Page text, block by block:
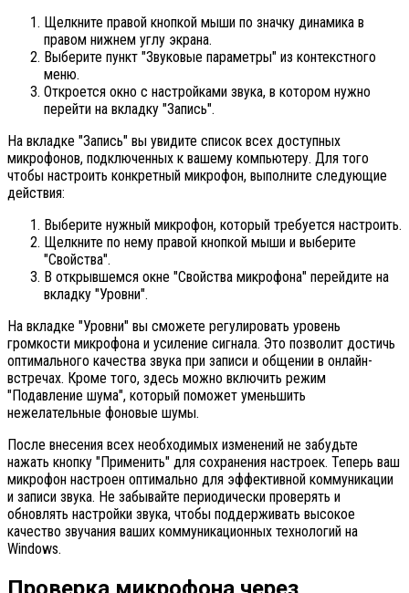
Щелкните правой кнопкой мыши по значку динамика в
правом нижнем углу экрана.
Выберите пункт "Звуковые параметры" из контекстного
меню.
Откроется окно с настройками звука, в котором нужно
перейти на вкладку "Запись".
На вкладке "Запись" вы увидите список всех доступных
микрофонов, подключенных к вашему компьютеру. Для того
чтобы настроить конкретный микрофон, выполните следующие
действия:
Выберите нужный микрофон, который требуется настроить.
Щелкните по нему правой кнопкой мыши и выберите
"Свойства".
В открывшемся окне "Свойства микрофона" перейдите на
вкладку "Уровни".
На вкладке "Уровни" вы сможете регулировать уровень
громкости микрофона и усиление сигнала. Это позволит достичь
оптимального качества звука при записи и общении в онлайн-
встречах. Кроме того, здесь можно включить режим
"Подавление шума", который поможет уменьшить
нежелательные фоновые шумы.
После внесения всех необходимых изменений не забудьте
нажать кнопку "Применить" для сохранения настроек. Теперь ваш
микрофон настроен оптимально для эффективной коммуникации
и записи звука. Не забывайте периодически проверять и
обновлять настройки звука, чтобы поддерживать высокое
качество звучания ваших коммуникационных технологий на
Windows.